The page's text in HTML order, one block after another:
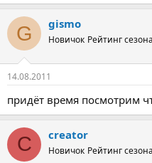
G gismo
Новичок Рейтинг
14.08.2011
придёт время посмотрим
C creator
Новичок Рейтинг